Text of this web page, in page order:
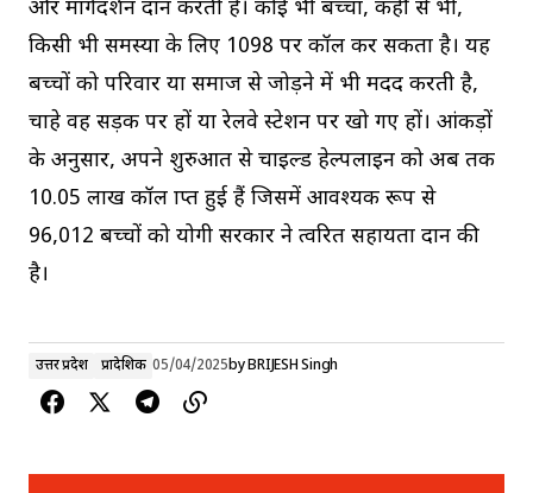
और मार्गदर्शन प्रदान करती है। कोई भी बच्चा, कहीं से भी,
किसी भी समस्या के लिए 1098 पर कॉल कर सकता है। यह
बच्चों को परिवार या समाज से जोड़ने में भी मदद करती है,
चाहे वह सड़क पर हों या रेलवे स्टेशन पर खो गए हों। आंकड़ों
के अनुसार, अपने शुरुआत से चाइल्ड हेल्पलाइन को अब तक
10.05 लाख कॉल प्राप्त हुई हैं जिसमें आवश्यक रूप से
96,012 बच्चों को योगी सरकार ने त्वरित सहायता प्रदान की
है।
उत्तर प्रदेश प्रादेशिक 05/04/2025byBRIJESH Singh